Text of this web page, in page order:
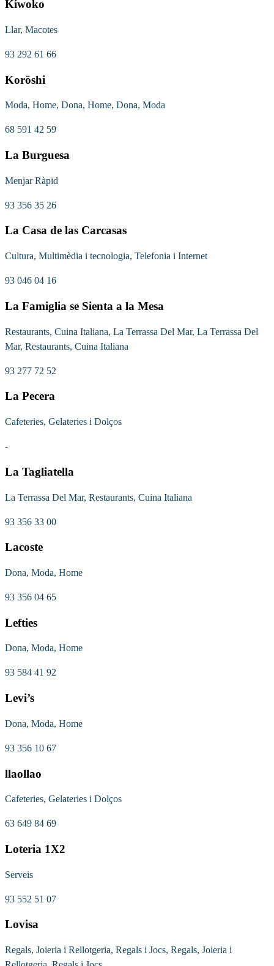
Kiwoko
Llar, Macotes
93 292 61 66
Koröshi
Moda, Home, Dona, Home, Dona, Moda
68 591 42 59
La Burguesa
Menjar Ràpid
93 356 35 26
La Casa de las Carcasas
Cultura, Multimèdia i tecnologia, Telefonia i Internet
93 046 04 16
La Famiglia se Sienta a la Mesa
Restaurants, Cuina Italiana, La Terrassa Del Mar, La Terrassa Del
Mar, Restaurants, Cuina Italiana
93 277 72 52
La Pecera
Cafeteries, Gelateries i Dolços
-
La Tagliatella
La Terrassa Del Mar, Restaurants, Cuina Italiana
93 356 33 00
Lacoste
Dona, Moda, Home
93 356 04 65
Lefties
Dona, Moda, Home
93 584 41 92
Levi’s
Dona, Moda, Home
93 356 10 67
llaollao
Cafeteries, Gelateries i Dolços
63 649 84 69
Loteria 1X2
Serveis
93 552 51 07
Lovisa
Regals, Joieria i Rellotgeria, Regals i Jocs, Regals, Joieria i